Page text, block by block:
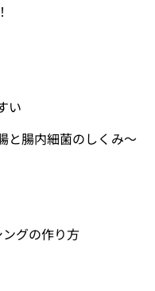
い
と腸内細菌のしくみ～
グの作り方